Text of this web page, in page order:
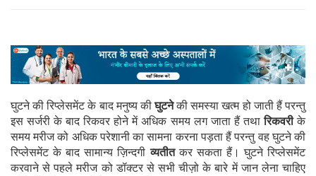
घुटने की रिप्लेसमेंट के बाद मनुष्य कीघुटनेकी समस्या खत्म हो जाती हैं परन्तु
इस सर्जरी के बाद रिकवर होने में अधिक समय लग जाता हैं तथारिकवरीके
समय मरीज को अधिक परेशानी का सामना करना पड़ता हैं परन्तु वह घुटने की
रिप्लेसमेंट के बाद सामान्य ज़िन्दगी व्यतीतकर सकता हैं। घुटने रिप्लेसमेंट
करवाने से पहले मरीज को डॉक्टर से सभी चीज़ो के बारे में जान लेना चाहिए